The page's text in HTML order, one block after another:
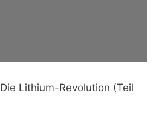
Lithium-Revolution (Teil